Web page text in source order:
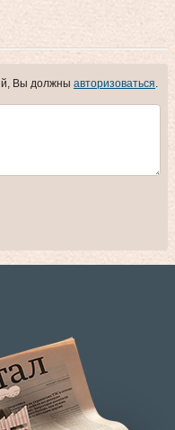
Вы должны авторизоваться.